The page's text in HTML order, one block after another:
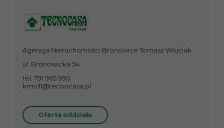
Agencja Nieruchomości Bronowice Tomasz Wójciak
ul. Bronowicka 54
tel. 791 965 990
krmd1@tecnocasa.pl
Oferta oddziału